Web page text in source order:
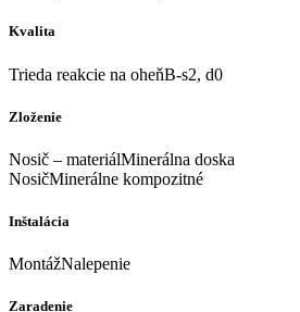
Kvalita
Trieda reakcie na oheňB-s2, d0
Zloženie
Nosič – materiálMinerálna doska
NosičMinerálne kompozitné
Inštalácia
MontážNalepenie
Zaradenie